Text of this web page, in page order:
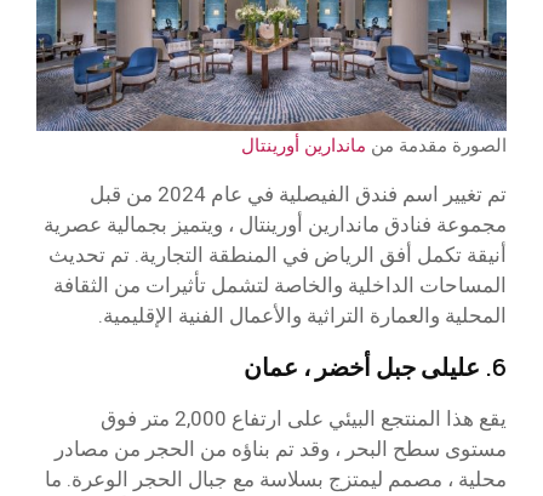
الصورة مقدمة من ماندارين أورينتال
تم تغيير اسم فندق الفيصلية في عام 2024 من قبل
مجموعة فنادق ماندارين أورينتال ، ويتميز بجمالية عصرية
أنيقة تكمل أفق الرياض في المنطقة التجارية. تم تحديث
المساحات الداخلية والخاصة لتشمل تأثيرات من الثقافة
المحلية والعمارة التراثية والأعمال الفنية الإقليمية.
6. عليلى جبل أخضر ، عمان
يقع هذا المنتجع البيئي على ارتفاع 2,000 متر فوق
مستوى سطح البحر ، وقد تم بناؤه من الحجر من مصادر
محلية ، مصمم ليمتزج بسلاسة مع جبال الحجر الوعرة. ما